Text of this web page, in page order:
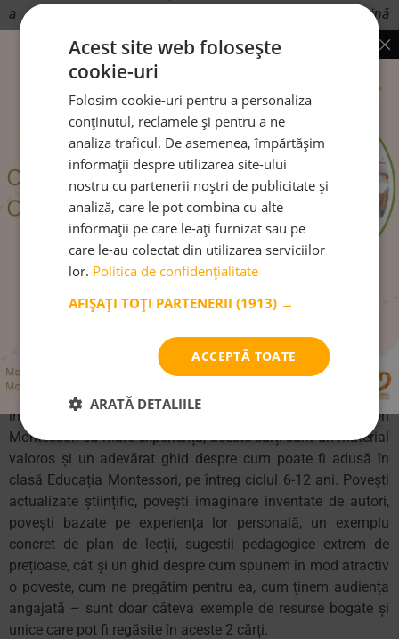
a copiilor sau o gospodărie unde fiecare are o sarcină
cosmică
.” (Camillo Grazzini, 24th International Montessori
Congress 2001.)
Cosmic înseamnă ordine, lumea ca univers și unitate,
frumusețea ordinii universale, ca opus al dezordinii haosului
“(Camillo Grazzini, “Maria Montessori’s Cosmic Vision
Cosmic Plan and Cosmic Educationa, The NAMTA Journal,
vol.38, no.1, Winter 2013, reprinted from the 2001 Congress
Communication)
Putem face umanitatea mai bună prin ghidarea copilului în
a-și construi propriul caracter și a-și dobândi libertatea
.” (Camillo Grazzini, “Maria Montessori’s Cosmic
Vision Cosmic Plan and Cosmic Educationa, The NAMTA
Journal, vol.38, no.1, Winter 2013, reprinted fromthe 2001
Congress Communication)
Două cărți recente au pus în cuvinte scrise și publicate,
pornind de la lecțiile originale ale Mariei Montessori, un
întreg Curriculum de Educație Cosmică. Create de profesori
Montessori cu mare experiență, aceste cărți sunt un material
valoros și un adevărat ghid despre cum poate fi adusă în
clasă Educația Montessori, pe întreg ciclul 6-12 ani. Povești
actualizate științific, povești imaginare inventate de autori,
povești bazate pe experiența lor personală, un exemplu
concret de plan de lecții, sugestii pedagogice extrem de
prețioase, cât și un ghid despre cum spunem în mod atractiv
o poveste, cum ne pregătim pentru ea, cum ținem audiența
angajată – sunt doar câteva exemple de resurse bogate și
unice care pot fi regăsite în aceste 2 cărți.
Acest site web folosește
cookie-uri
Folosim cookie-uri pentru a personaliza
conținutul, reclamele și pentru a ne
analiza traficul. De asemenea, împărtășim
informații despre utilizarea site-ului
nostru cu partenerii noștri de publicitate și
analiză, care le pot combina cu alte
informații pe care le-ați furnizat sau pe
care le-au colectat din utilizarea serviciilor
lor. Politica de confidențialitate
AFIȘAȚI TOȚI PARTENERII(1913) →
ACCEPTĂ TOATE
ARATĂ DETALIILE